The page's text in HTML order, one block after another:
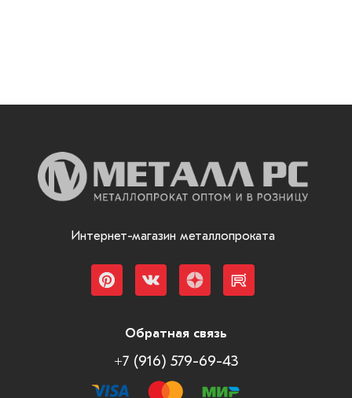
Интернет-магазин металлопроката
Обратная связь
+7 (916) 579-69-43